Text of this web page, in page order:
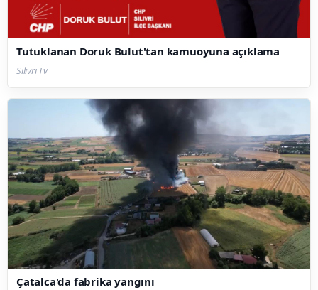
Tutuklanan Doruk Bulut'tan kamuoyuna açıklama
Silivri Tv
Çatalca'da fabrika yangını